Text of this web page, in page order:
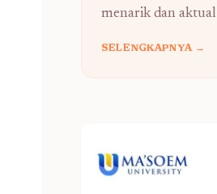
menarik dan aktual
SELENGKAPNYA →